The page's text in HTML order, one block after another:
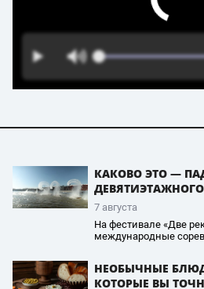
КАКОВО ЭТО —
7 августа
На фестивале «Две
международные
НЕОБЫЧНЫЕ
КОТОРЫЕ ВЫ